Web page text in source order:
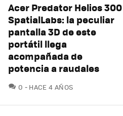
Acer Predator Helios 300
SpatialLabs: la peculiar
pantalla 3D de este
portátil llega
acompañada de
potencia a raudales
0 COMENTARIOS
HACE 4 AÑOS